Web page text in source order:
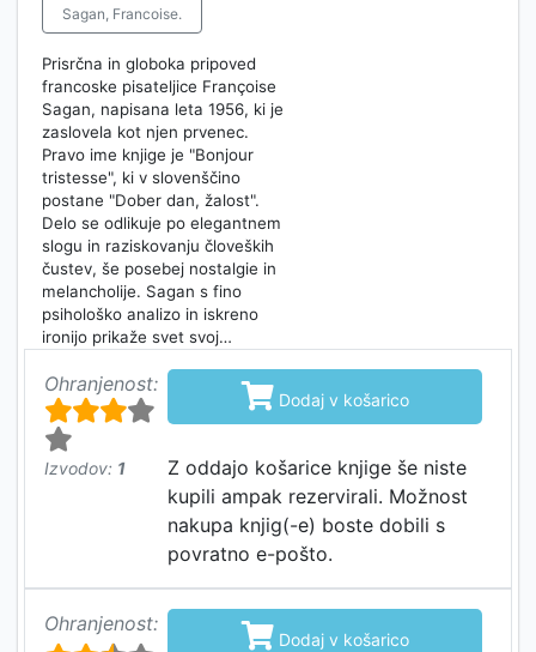
Sagan, Francoise.
Prisrčna in globoka pripoved
francoske pisateljice Françoise
Sagan, napisana leta 1956, ki je
zaslovela kot njen prvenec.
Pravo ime knjige je "Bonjour
tristesse", ki v slovenščino
postane "Dober dan, žalost".
Delo se odlikuje po elegantnem
slogu in raziskovanju človeških
čustev, še posebej nostalgie in
melancholije. Sagan s fino
psihološko analizo in iskreno
ironijo prikaže svet svoj…
Ohranjenost:
Izvodov: 1
 Dodaj v košarico
Z oddajo košarice knjige še niste
kupili ampak rezervirali. Možnost
nakupa knjig(-e) boste dobili s
povratno e-pošto.
Ohranjenost:  Dodaj v košarico